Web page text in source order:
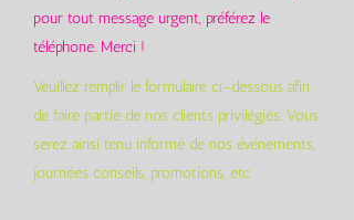
pour tout message urgent, préférez le
téléphone. Merci !
Veuillez remplir le formulaire ci-dessous afin
de faire partie de nos clients privilégiés. Vous
serez ainsi tenu informé de nos événements,
journées conseils, promotions, etc.